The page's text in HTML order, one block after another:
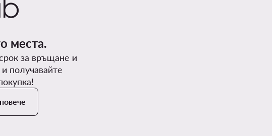
места.
за връщане и
получавайте